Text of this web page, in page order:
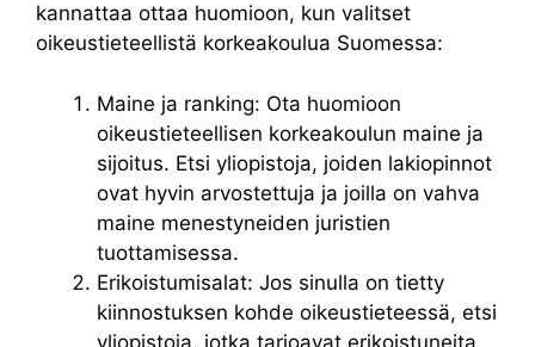
kannattaa ottaa huomioon, kun valitset
oikeustieteellistä korkeakoulua Suomessa:
Maine ja ranking: Ota huomioon
oikeustieteellisen korkeakoulun maine ja
sijoitus. Etsi yliopistoja, joiden lakiopinnot
ovat hyvin arvostettuja ja joilla on vahva
maine menestyneiden juristien
tuottamisessa.
Erikoistumisalat: Jos sinulla on tietty
kiinnostuksen kohde oikeustieteessä, etsi
yliopistoja, jotka tarjoavat erikoistuneita